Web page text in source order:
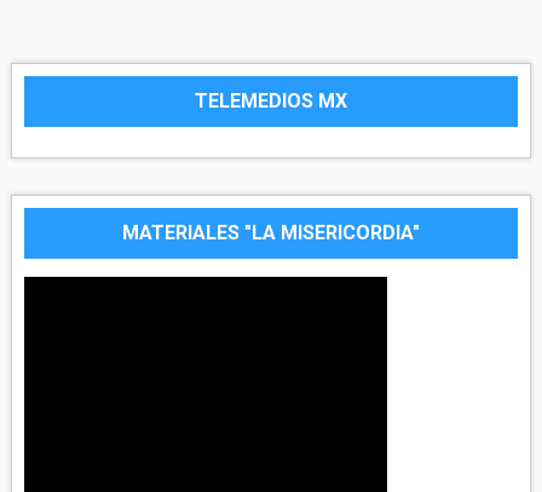
TELEMEDIOS MX
MATERIALES "LA MISERICORDIA"